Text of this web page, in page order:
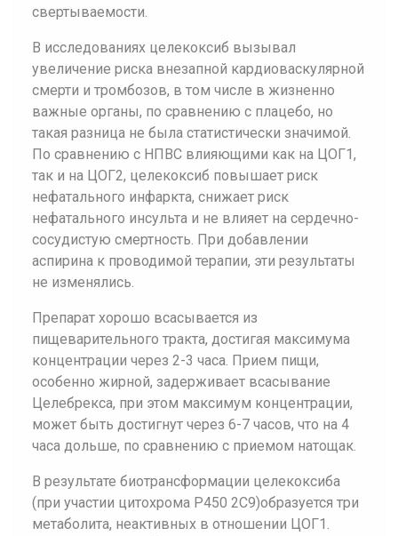
свертываемости.
В исследованиях целекоксиб вызывал
увеличение риска внезапной кардиоваскулярной
смерти и тромбозов, в том числе в жизненно
важные органы, по сравнению с плацебо, но
такая разница не была статистически значимой.
По сравнению с НПВС влияющими как на ЦОГ1,
так и на ЦОГ2, целекоксиб повышает риск
нефатального инфаркта, снижает риск
нефатального инсульта и не влияет на сердечно-
сосудистую смертность. При добавлении
аспирина к проводимой терапии, эти результаты
не изменялись.
Препарат хорошо всасывается из
пищеварительного тракта, достигая максимума
концентрации через 2-3 часа. Прием пищи,
особенно жирной, задерживает всасывание
Целебрекса, при этом максимум концентрации,
может быть достигнут через 6-7 часов, что на 4
часа дольше, по сравнению с приемом натощак.
В результате биотрансформации целекоксиба
(при участии цитохрома Р450 2C9)образуется три
метаболита, неактивных в отношении ЦОГ1.